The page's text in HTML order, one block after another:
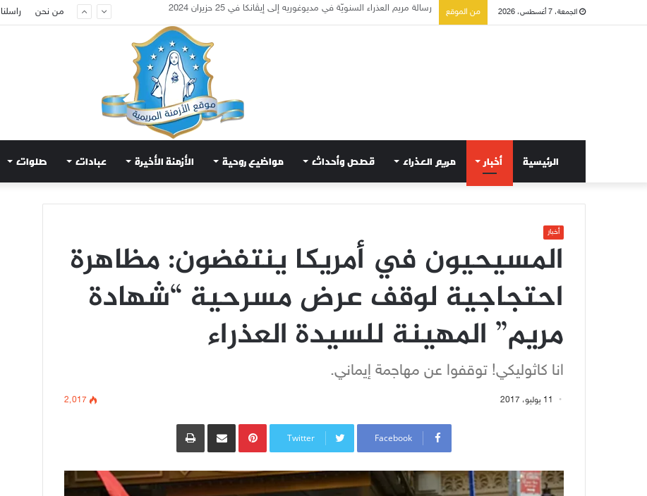
الجمعة، 7 أغسطس، 2026 من الموقع تسع أول سبوت بدل خمسة لتعويض قلب مريم الطاهر هذا ما يطلبه يسوع! من نحن راسلنا
الرئيسية أخبار مريم العذراء قصص وأحداث مواضيع روحية الأزمنة الأخيرة عبادات صلوات
أخبار
المسيحيون في أمريكا ينتفضون: مظاهرة
احتجاجية لوقف عرض مسرحية “شهادة
مريم” المهينة للسيدة العذراء
انا كاثوليكي! توقفوا عن مهاجمة إيماني.
11 يوليو، 2017 2٬017
Facebook
Twitter
Pinterestمشاركة عبر البريد طباعة